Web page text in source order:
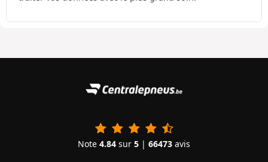
Note 4.84 sur 5 | 66473 avis